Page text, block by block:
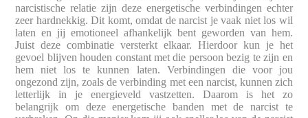
narcistische relatie zijn deze energetische verbindingen echter
zeer hardnekkig. Dit komt, omdat de narcist je vaak niet los wil
laten en jij emotioneel afhankelijk bent geworden van hem.
Juist deze combinatie versterkt elkaar. Hierdoor kun je het
gevoel blijven houden constant met die persoon bezig te zijn en
hem niet los te kunnen laten. Verbindingen die voor jou
ongezond zijn, zoals de verbinding met een narcist, kunnen zich
letterlijk in je energieveld vastzetten. Daarom is het zo
belangrijk om deze energetische banden met de narcist te